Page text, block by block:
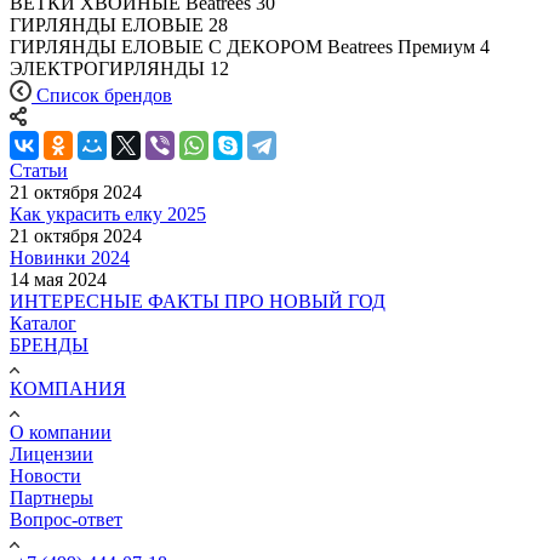
ГИРЛЯНДЫ ЕЛОВЫЕ 28
ГИРЛЯНДЫ ЕЛОВЫЕ С ДЕКОРОМ Beatrees Премиум 4
ЭЛЕКТРОГИРЛЯНДЫ 12
Список брендов
Статьи
21 октября 2024
Как украсить елку 2025
21 октября 2024
Новинки 2024
14 мая 2024
ИНТЕРЕСНЫЕ ФАКТЫ ПРО НОВЫЙ ГОД
Каталог
БРЕНДЫ
КОМПАНИЯ
О компании
Лицензии
Новости
Партнеры
Вопрос-ответ